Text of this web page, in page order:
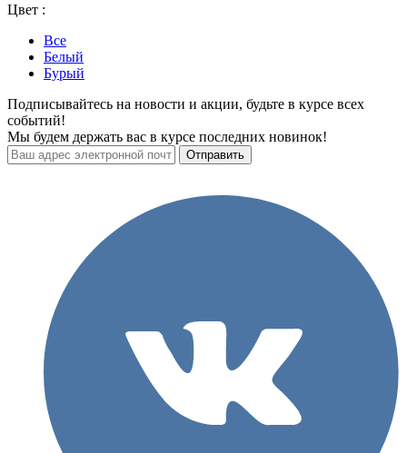
Цвет :
Все
Белый
Бурый
Подписывайтесь на новости и акции, будьте в курсе всех
событий!
Мы будем держать вас в курсе последних новинок!